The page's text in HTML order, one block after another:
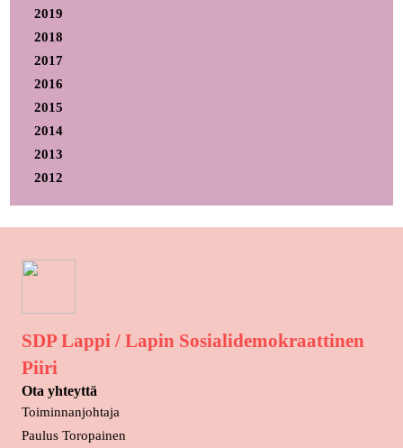
2019
2018
2017
2016
2015
2014
2013
2012
SDP Lappi / Lapin Sosialidemokraattinen
Piiri
Ota yhteyttä
Toiminnanjohtaja
Paulus Toropainen